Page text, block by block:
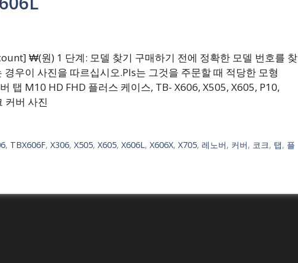
₩(원) 1 단계: 모델 찾기 구매하기 전에 정확한 모델 번호를 찾
우이 사진을 따르십시오.Pls는 그것을 주문할 때 적당한 모형
탭 M10 HD FHD 플러스 케이스, TB- X606, X505, X605, P10,
커버 사진
, TBX606F,X306,X505,X605,X606L,X606X,X705,레노버, 커버, 코크, 탭, 플